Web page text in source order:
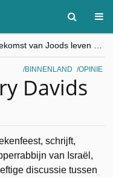
“Besnijdenisdebat toont hoe moeilijk seculiere Westen minderheden begrijpt”, Jinnih Beels (Vooruit)
CITYTRIP | ROEMENIË – Boekarest: de verrassing van Oost-Europa
BINNENLAND OPINIE
Davids
schrijft,
van Israël,
discussie tussen